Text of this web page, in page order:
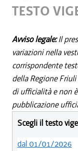
TESTO
Avviso legale:Il
variazioni nella
corrispondente
della Regione
di ufficialità e non
pubblicazione
Scegli il testo
dal 01/01/2026